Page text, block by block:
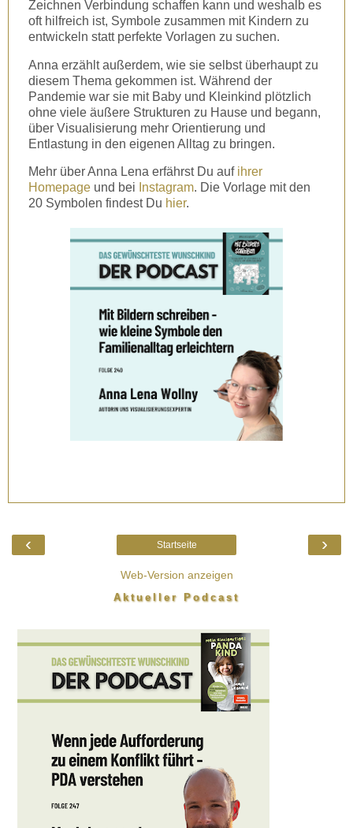
Zeichnen Verbindung schaffen kann und weshalb es
oft hilfreich ist, Symbole zusammen mit Kindern zu
entwickeln statt perfekte Vorlagen zu suchen.
Anna erzählt außerdem, wie sie selbst überhaupt zu
diesem Thema gekommen ist. Während der
Pandemie war sie mit Baby und Kleinkind plötzlich
ohne viele äußere Strukturen zu Hause und begann,
über Visualisierung mehr Orientierung und
Entlastung in den eigenen Alltag zu bringen.
Mehr über Anna Lena erfährst Du auf ihrer
Homepage und bei Instagram. Die Vorlage mit den
20 Symbolen findest Du hier.
‹ ›
Startseite
Web-Version anzeigen
Aktueller Podcast